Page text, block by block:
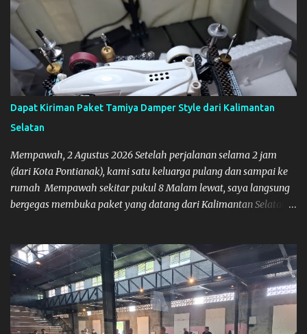
Dapat Kiriman Paket Tamiya Damper Style dari Kalimantan
Selatan
Mempawah, 2 Agustus 2026 Setelah perjalanan selama 2 jam
(dari Kota Pontianak), kami satu keluarga pulang dan sampai ke
rumah Mempawah sekitar pukul 8 Malam lewat, saya langsung
bergegas membuka paket yang datang dari Kalimantan Selatan.